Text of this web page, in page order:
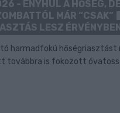
- ENYHÜL A HŐSÉG,
MÁR “CSAK”
LESZ
harmadfokú hőségriasztást
továbbra is fokozott